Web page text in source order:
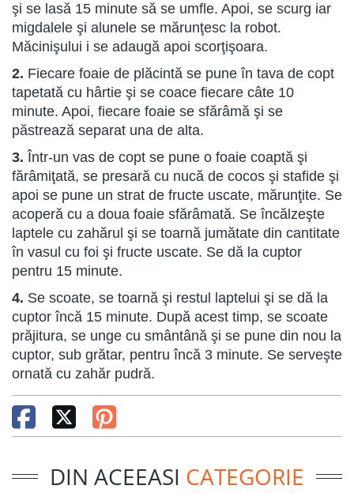
şi se lasă 15 minute să se umfle. Apoi, se scurg iar
migdalele şi alunele se mărunţesc la robot.
Măcinişului i se adaugă apoi scorţişoara.
2. Fiecare foaie de plăcintă se pune în tava de copt
tapetată cu hârtie şi se coace fiecare câte 10
minute. Apoi, fiecare foaie se sfărâmă şi se
păstrează separat una de alta.
3. Într-un vas de copt se pune o foaie coaptă şi
fărâmiţată, se presară cu nucă de cocos şi stafide şi
apoi se pune un strat de fructe uscate, mărunţite. Se
acoperă cu a doua foaie sfărâmată. Se încălzeşte
laptele cu zahărul şi se toarnă jumătate din cantitate
în vasul cu foi şi fructe uscate. Se dă la cuptor
pentru 15 minute.
4. Se scoate, se toarnă şi restul laptelui şi se dă la
cuptor încă 15 minute. După acest timp, se scoate
prăjitura, se unge cu smântână şi se pune din nou la
cuptor, sub grătar, pentru încă 3 minute. Se serveşte
ornată cu zahăr pudră.
DIN ACEEASI CATEGORIE